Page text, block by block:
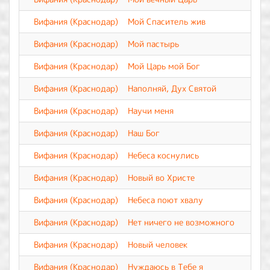
Вифания (Краснодар)
Мой Спаситель жив
Вифания (Краснодар)
Мой пастырь
Вифания (Краснодар)
Мой Царь мой Бог
Вифания (Краснодар)
Наполняй, Дух Святой
Вифания (Краснодар)
Научи меня
Вифания (Краснодар)
Наш Бог
Вифания (Краснодар)
Небеса коснулись
Вифания (Краснодар)
Новый во Христе
Вифания (Краснодар)
Небеса поют хвалу
Вифания (Краснодар)
Нет ничего не возможного
Вифания (Краснодар)
Новый человек
Вифания (Краснодар)
Нуждаюсь в Тебе я